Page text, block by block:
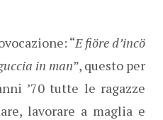
“E fiöre d’incö
in man”, questo per
’70 tutte le ragazze
lavorare a maglia e